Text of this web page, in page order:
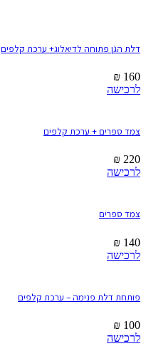
דלת הגן פתוחה לדיאלוג+ ערכת קלפים
₪ 160
לרכישה
צמד ספרים + ערכת קלפים
₪ 220
לרכישה
צמד ספרים
₪ 140
לרכישה
פותחת דלת פנימה – ערכת קלפים
₪ 100
לרכישה